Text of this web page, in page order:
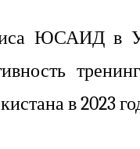
ЮСАИД в
в 2023